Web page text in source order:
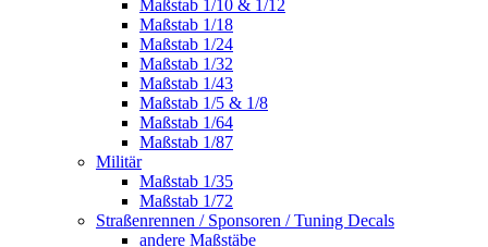
Maßstab 1/10 & 1/12
Maßstab 1/18
Maßstab 1/24
Maßstab 1/32
Maßstab 1/43
Maßstab 1/5 & 1/8
Maßstab 1/64
Maßstab 1/87
Militär
Maßstab 1/35
Maßstab 1/72
Straßenrennen / Sponsoren / Tuning Decals
andere Maßstäbe